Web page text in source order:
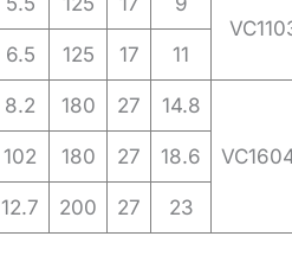
6.5 125 17 11
8.2 180 27 14.8
102 180 27 18.6
12.7 200 27 23